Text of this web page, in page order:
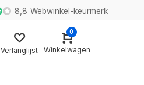
8,8 Webwinkel-keurmerk
Verlanglijst
0
Winkelwagen